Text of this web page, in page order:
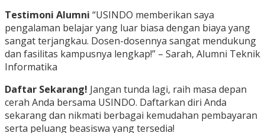
Testimoni Alumni “USINDO memberikan saya
pengalaman belajar yang luar biasa dengan biaya yang
sangat terjangkau. Dosen-dosennya sangat mendukung
dan fasilitas kampusnya lengkap!” – Sarah, Alumni Teknik
Informatika
Daftar Sekarang! Jangan tunda lagi, raih masa depan
cerah Anda bersama USINDO. Daftarkan diri Anda
sekarang dan nikmati berbagai kemudahan pembayaran
serta peluang beasiswa yang tersedia!